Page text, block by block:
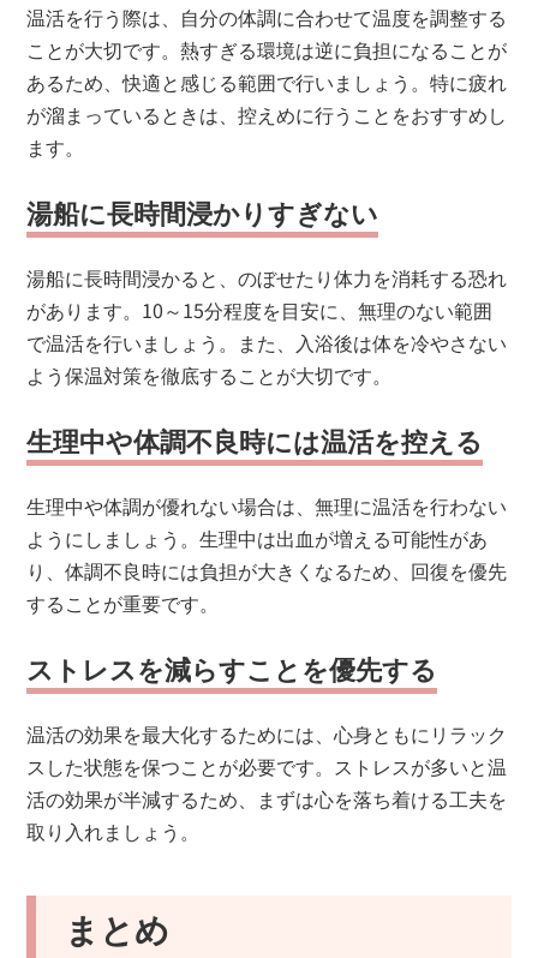
温活を行う際は、自分の体調に合わせて温度を調整する
ことが大切です。熱すぎる環境は逆に負担になることが
あるため、快適と感じる範囲で行いましょう。特に疲れ
が溜まっているときは、控えめに行うことをおすすめし
ます。
湯船に長時間浸かりすぎない
湯船に長時間浸かると、のぼせたり体力を消耗する恐れ
があります。10～15分程度を目安に、無理のない範囲
で温活を行いましょう。また、入浴後は体を冷やさない
よう保温対策を徹底することが大切です。
生理中や体調不良時には温活を控える
生理中や体調が優れない場合は、無理に温活を行わない
ようにしましょう。生理中は出血が増える可能性があ
り、体調不良時には負担が大きくなるため、回復を優先
することが重要です。
ストレスを減らすことを優先する
温活の効果を最大化するためには、心身ともにリラック
スした状態を保つことが必要です。ストレスが多いと温
活の効果が半減するため、まずは心を落ち着ける工夫を
取り入れましょう。
まとめ